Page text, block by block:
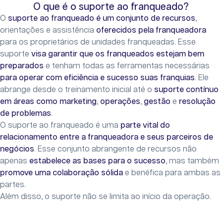
O que é o suporte ao franqueado?
O suporte ao franqueado é um conjunto de recursos,
orientações e assistência oferecidos pela franqueadora
para os proprietários de unidades franqueadas. Esse
suporte visa garantir que os franqueados estejam bem
preparados e tenham todas as ferramentas necessárias
para operar com eficiência e sucesso suas franquias. Ele
abrange desde o treinamento inicial até o suporte contínuo
em áreas como marketing, operações, gestão e resolução
de problemas.
O suporte ao franqueado é uma parte vital do
relacionamento entre a franqueadora e seus parceiros de
negócios. Esse conjunto abrangente de recursos não
apenas estabelece as bases para o sucesso, mas também
promove uma colaboração sólida e benéfica para ambas as
partes.
Além disso, o suporte não se limita ao início da operação.